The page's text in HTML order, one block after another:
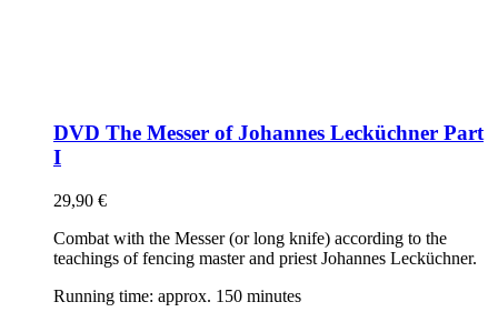
DVD The Messer of Johannes Lecküchner Part
I
29,90 €
Combat with the Messer (or long knife) according to the
teachings of fencing master and priest Johannes Lecküchner.
Running time: approx. 150 minutes